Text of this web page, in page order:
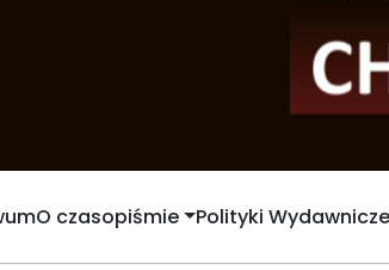
O czasopiśmie Polityki Wydawnicze